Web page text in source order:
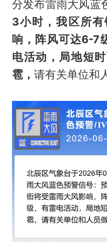
分发布雷雨大风蓝
3小时，我区所
响，阵风可达6-7
电活动，局地短
雹， 请有关单位和